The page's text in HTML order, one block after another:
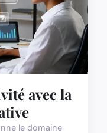
avec la
le domaine